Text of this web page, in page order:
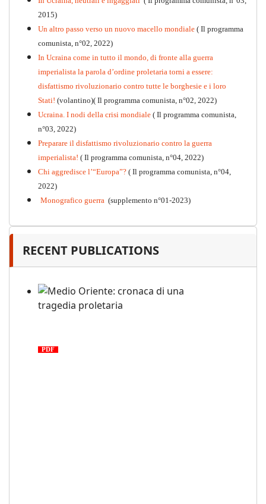
Kommunistisches Programm
PDF n°10 - 2026
2015)
Un altro passo verso un nuovo macello mondiale ( Il programma
comunista, n°02, 2022)
In Ucraina come in tutto il mondo, di fronte alla guerra
imperialista la parola d’ordine proletaria torni a essere:
disfattismo rivoluzionario contro tutte le borghesie e i loro
Stati! (volantino)( Il programma comunista, n°02, 2022)
Ucraina. I nodi della crisi mondiale ( Il programma comunista,
n°03, 2022)
Preparare il disfattismo rivoluzionario contro la guerra
imperialista! ( Il programma comunista, n°04, 2022)
Chi aggredisce l’“Europa”? ( Il programma comunista, n°04,
2022)
Monografico guerra (supplemento n°01-2023)
RECENT PUBLICATIONS
PDF